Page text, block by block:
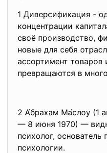
1 Диверсификация -
концентрации
своё производство,
новые для себя
ассортимент товаров
превращаются в
2 А́брахам Ма́слоу (1
— 8 июня 1970) —
психолог, основатель
психологии.